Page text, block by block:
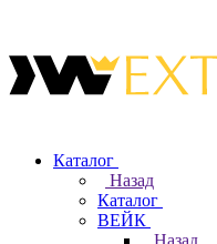
Каталог
Назад
Каталог
ВЕЙК
Назад